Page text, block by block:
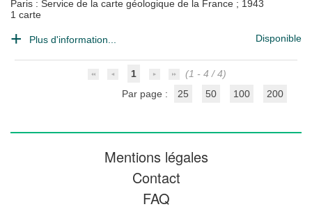
Paris : Service de la carte géologique de la France ; 1943
1 carte
Plus d'information... Disponible
1
(1 - 4 / 4)
Par page :
25 50 100 200
Mentions légales
Contact
FAQ